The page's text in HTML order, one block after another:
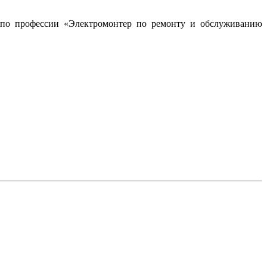
профессии «Электромонтер по ремонту и обслуживанию